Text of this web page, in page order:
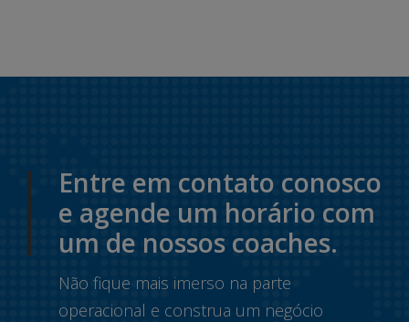
Entre em contato conosco
e agende um horário com
um de nossos coaches.
Não fique mais imerso na parte
operacional e construa um negócio